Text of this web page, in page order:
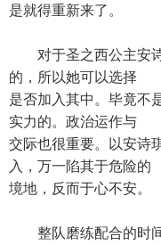
是就得重新来了。
对于圣之西公主安诗
的，所以她可以选择
是否加入其中。毕竟不
实力的。政治运作与
交际也很重要。以安诗
入，万一陷其于危险的
境地，反而于心不安。
整队磨练配合的时间